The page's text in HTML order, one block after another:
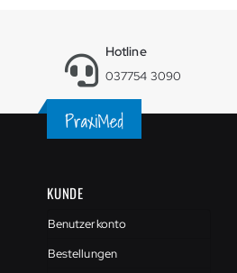
Hotline
037754 3090
KUNDE
Benutzerkonto
Bestellungen